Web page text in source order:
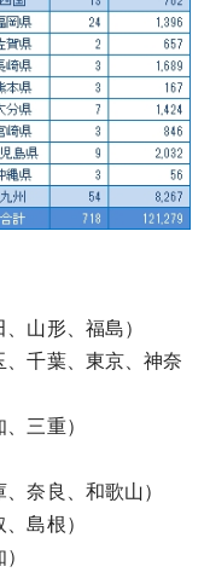
山形、福島）
千葉、東京、神奈
三重）
奈良、和歌山）
島根）